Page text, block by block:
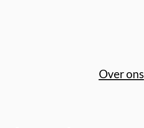
Over ons